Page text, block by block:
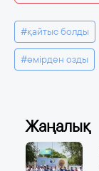
#қайтыс болды
#өмірден озды
Жаңалық